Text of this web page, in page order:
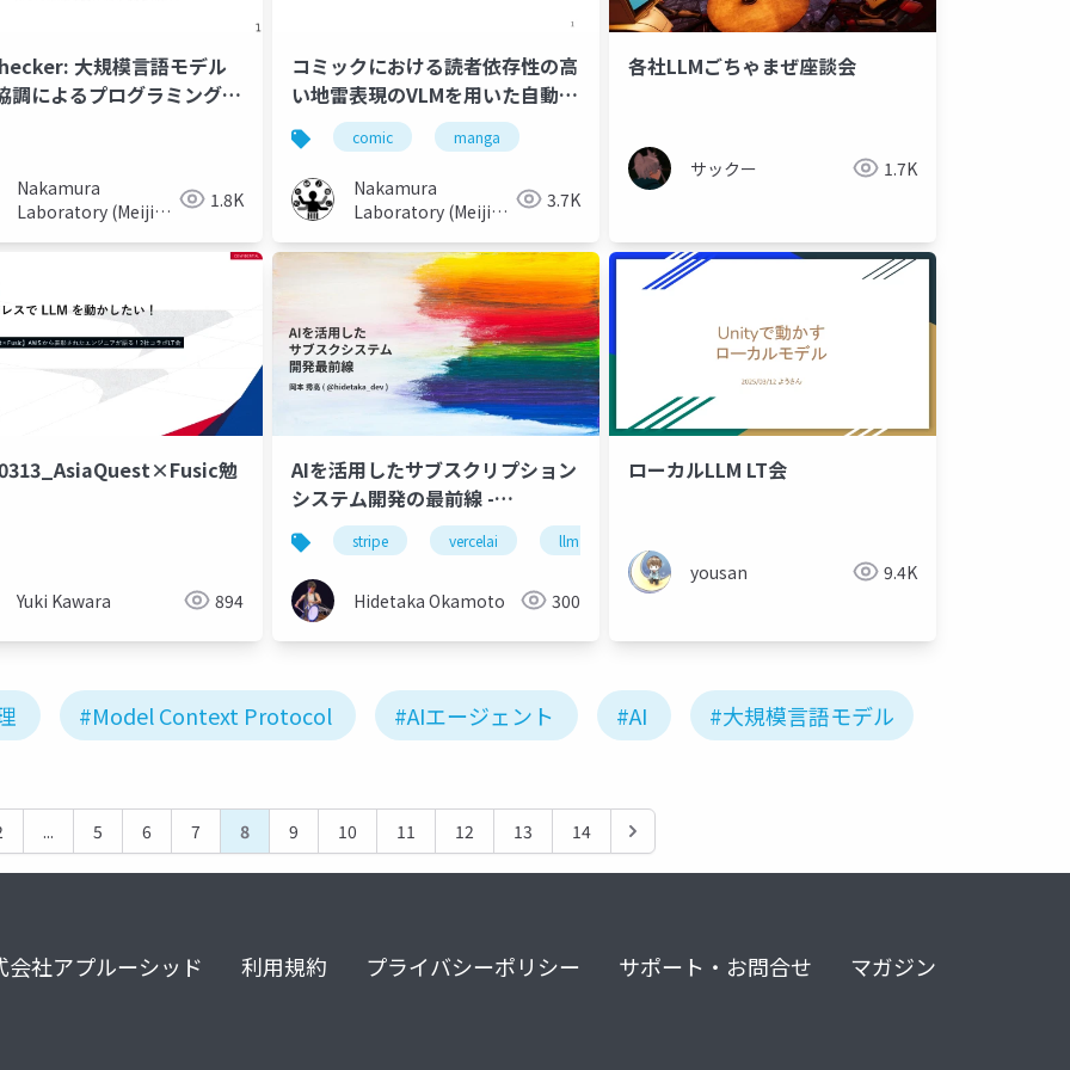
大規模言語モデル
調によるプログラミング教
Nakamura
Laboratory (Meiji
1.8K
コミックにおける読者依存性の高
い地雷表現のVLMを用いた自動検
出の検討comic manga
Nakamura
Laboratory (Meiji
3.7K
各社LLMごちゃまぜ座談会
サックー 1.7K
勉
Yuki Kawara 894
AIを活用したサブスクリプション
システム開発の最前線 -
jpstripes osaka
stripe vercelai llm
Hidetaka Okamoto 300
ローカルLLM LT会
yousan 9.4K
#Model Context Protocol #AIエージェント #AI #大規模言語モデル
... 5 6 7 8 9 10 11 12 13 14
会社アプルーシッド 利用規約 プライバシーポリシー サポート・お問合せ マガジン